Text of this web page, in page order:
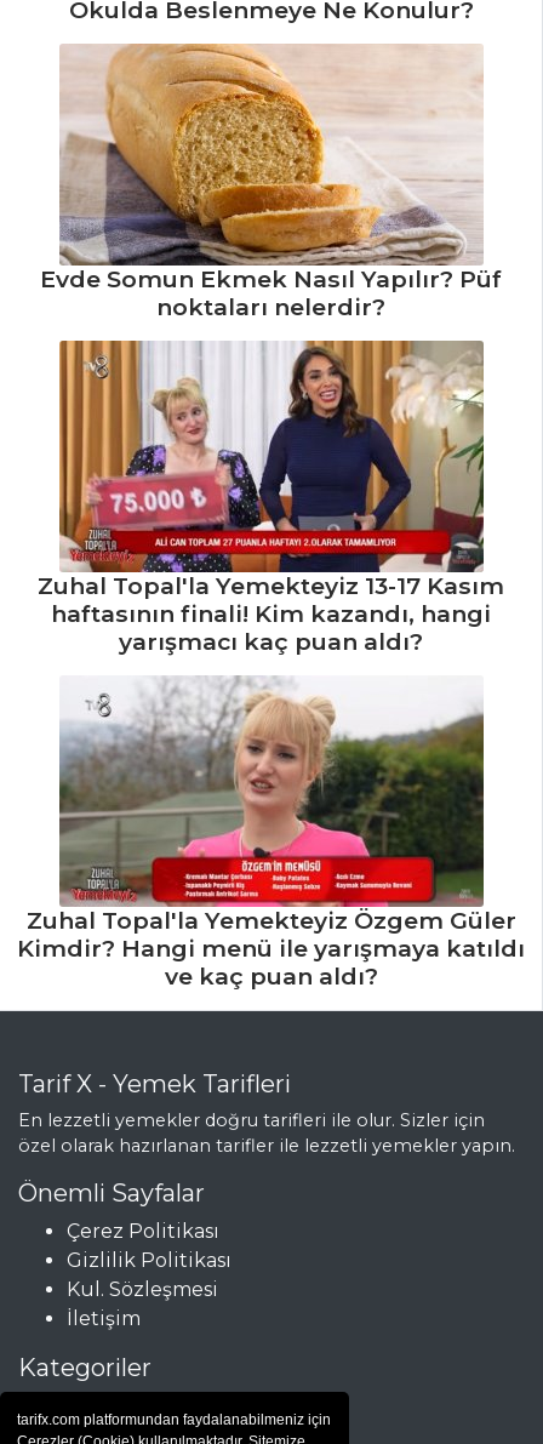
tarifx.com platformundan faydalanabilmeniz için
Okulda Beslenmeye Ne Konulur?
Evde Somun Ekmek Nasıl Yapılır? Püf
noktaları nelerdir?
Zuhal Topal'la Yemekteyiz 13-17 Kasım
haftasının finali! Kim kazandı, hangi
yarışmacı kaç puan aldı?
Zuhal Topal'la Yemekteyiz Özgem Güler
Kimdir? Hangi menü ile yarışmaya katıldı
ve kaç puan aldı?
Tarif X - Yemek Tarifleri
En lezzetli yemekler doğru tarifleri ile olur. Sizler için
özel olarak hazırlanan tarifler ile lezzetli yemekler yapın.
Önemli Sayfalar
Çerez Politikası
Gizlilik Politikası
Kul. Sözleşmesi
İletişim
Kategoriler
Et Yemekleri